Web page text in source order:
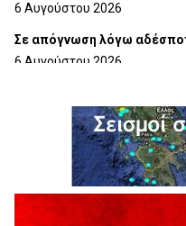
6 Αυγούστου 2026
Σε απόγνωση λόγω
6 Αυγούστου 2026
6 Αυγούστου 2026
Ολοκληρώνεται η
6 Αυγούστου 2026
H παραδοχή λαθών είναι